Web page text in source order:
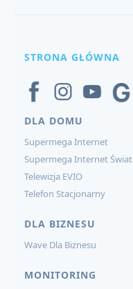
STRONA GŁÓWNA
DLA DOMU
Supermega Internet
Supermega Internet
Telewizja EVIO
Telefon Stacjonarny
DLA BIZNESU
Wave Dla Biznesu
MONITORING